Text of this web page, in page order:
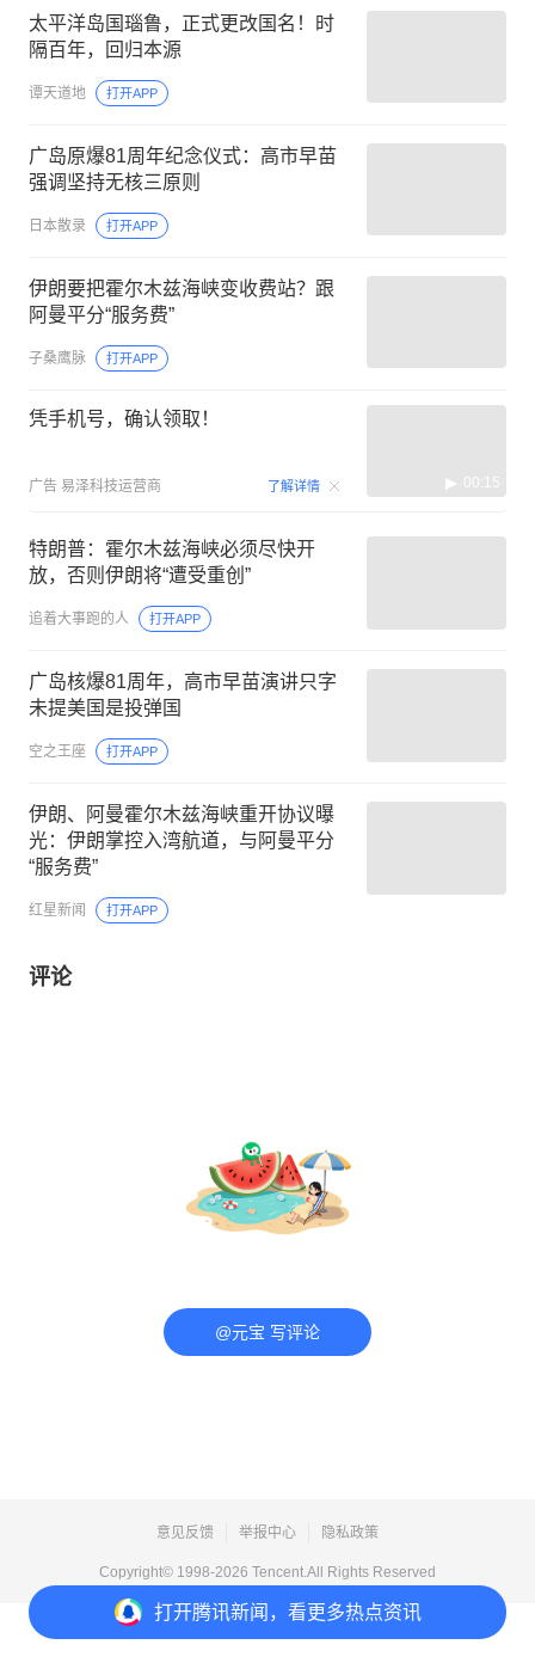
打开腾讯新闻，看更多热点资讯
太平洋岛国瑙鲁，正式更改国名！时
隔百年，回归本源
谭天道地 打开APP
广岛原爆81周年纪念仪式：高市早苗
强调坚持无核三原则
日本散录 打开APP
伊朗要把霍尔木兹海峡变收费站？跟
阿曼平分“服务费”
子桑鹰脉 打开APP
凭手机号，确认领取！
广告 易泽科技运营商 了解详情 00:15
特朗普：霍尔木兹海峡必须尽快开
放，否则伊朗将“遭受重创”
追着大事跑的人 打开APP
广岛核爆81周年，高市早苗演讲只字
未提美国是投弹国
空之王座 打开APP
伊朗、阿曼霍尔木兹海峡重开协议曝
光：伊朗掌控入湾航道，与阿曼平分
“服务费”
红星新闻 打开APP
评论
@元宝 写评论
意见反馈 举报中心 隐私政策
Copyright© 1998-2026 Tencent.All Rights Reserved